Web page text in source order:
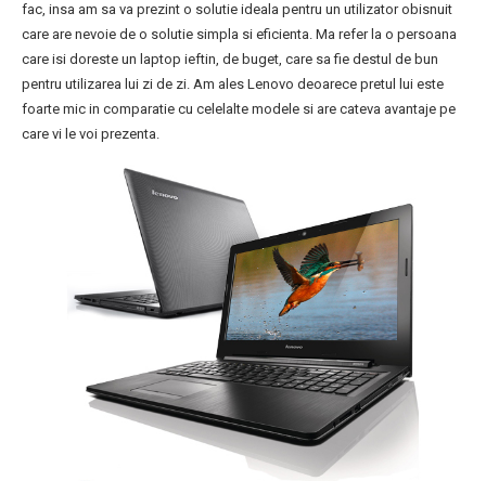
fac, insa am sa va prezint o solutie ideala pentru un utilizator obisnuit
care are nevoie de o solutie simpla si eficienta. Ma refer la o persoana
care isi doreste un laptop ieftin, de buget, care sa fie destul de bun
pentru utilizarea lui zi de zi. Am ales Lenovo deoarece pretul lui este
foarte mic in comparatie cu celelalte modele si are cateva avantaje pe
care vi le voi prezenta.